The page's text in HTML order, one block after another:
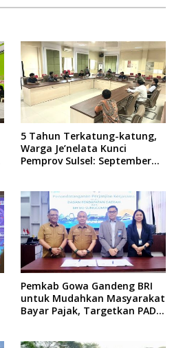
5 Tahun Terkatung-katung,
Warga Je’nelata Kunci
Pemprov Sulsel: September
Pemkab Gowa Gandeng BRI
untuk Mudahkan Masyarakat
Bayar Pajak, Targetkan PAD